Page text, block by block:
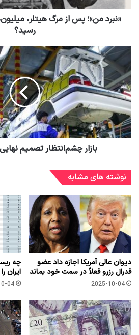
«نبرد من»؛ پس از مرگ هیتلر،
رسید؟
بازار چشم‌انتظار تصمیم
نوشته های مشابه
دیوان عالی آمریکا اجازه داد عضو
فدرال رزرو فعلاً در سمت خود بماند
2025-10-04
ایران
04